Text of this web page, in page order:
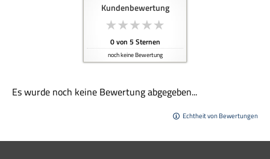
Kundenbewertung
0von 5 Sternen
noch keine Bewertung
Es wurde noch keine Bewertung abgegeben...
Echtheit von Bewertungen